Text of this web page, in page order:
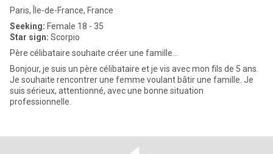
Paris, Île-de-France, France
Seeking: Female 18 - 35
Star sign: Scorpio
Père célibataire souhaite créer une famille...
Bonjour, je suis un père célibataire et je vis avec mon fils de 5 ans.
Je souhaite rencontrer une femme voulant bâtir une famille. Je
suis sérieux, attentionné, avec une bonne situation
professionnelle.